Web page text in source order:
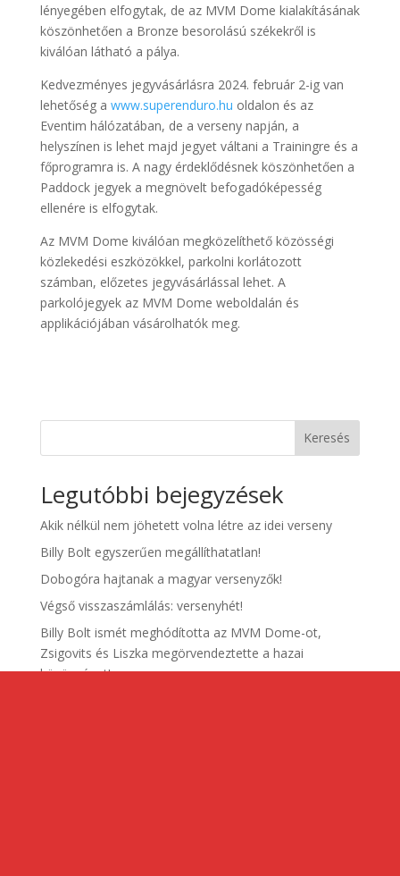
lényegében elfogytak, de az MVM Dome kialakításának
köszönhetően a Bronze besorolású székekről is
kiválóan látható a pálya.
Kedvezményes jegyvásárlásra 2024. február 2-ig van
lehetőség a www.superenduro.hu oldalon és az
Eventim hálózatában, de a verseny napján, a
helyszínen is lehet majd jegyet váltani a Trainingre és a
főprogramra is. A nagy érdeklődésnek köszönhetően a
Paddock jegyek a megnövelt befogadóképesség
ellenére is elfogytak.
Az MVM Dome kiválóan megközelíthető közösségi
közlekedési eszközökkel, parkolni korlátozott
számban, előzetes jegyvásárlással lehet. A
parkolójegyek az MVM Dome weboldalán és
applikációjában vásárolhatók meg.
Keresés
Legutóbbi bejegyzések
Akik nélkül nem jöhetett volna létre az idei verseny
Billy Bolt egyszerűen megállíthatatlan!
Dobogóra hajtanak a magyar versenyzők!
Végső visszaszámlálás: versenyhét!
Billy Bolt ismét meghódította az MVM Dome-ot,
Zsigovits és Liszka megörvendeztette a hazai
közönséget!